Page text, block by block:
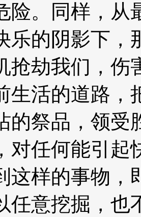
险。同样，从
乐的阴影下，
抢劫我们，伤
生活的道路，
的祭品，领受
对任何能引起
这样的事物，
任意挖掘，也